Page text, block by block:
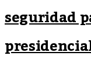
Municipal de
Tercer
espacio de
empresarias y
seguridad